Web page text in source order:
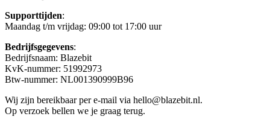
Supporttijden:
Maandag t/m vrijdag: 09:00 tot 17:00 uur
Bedrijfsgegevens:
Bedrijfsnaam: Blazebit
KvK-nummer: 51992973
Btw-nummer: NL001390999B96
Wij zijn bereikbaar per e-mail via hello@blazebit.nl.
Op verzoek bellen we je graag terug.